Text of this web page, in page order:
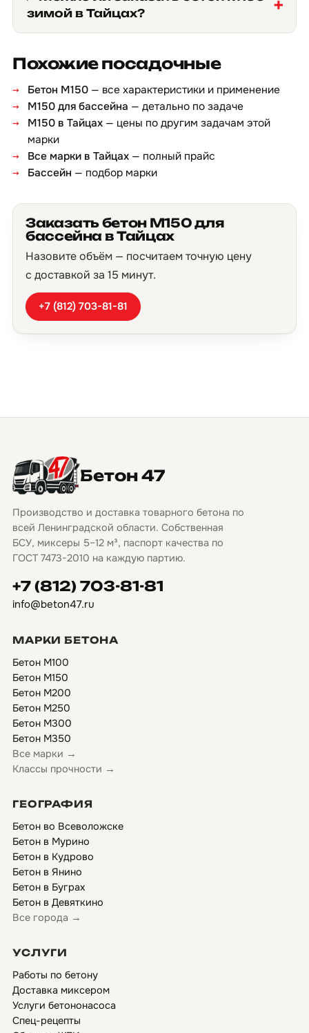
зимой в Тайцах?
Похожие посадочные
Бетон М150 — все характеристики и применение
М150 для бассейна — детально по задаче
М150 в Тайцах — цены по другим задачам этой
марки
Все марки в Тайцах — полный прайс
Бассейн — подбор марки
Заказать бетон М150 для
бассейна в Тайцах
Назовите объём — посчитаем точную цену
с доставкой за 15 минут.
+7 (812) 703-81-81
Бетон 47
Производство и доставка товарного бетона по
всей Ленинградской области. Собственная
БСУ, миксеры 5–12 м³, паспорт качества по
ГОСТ 7473-2010 на каждую партию.
+7 (812) 703-81-81
info@beton47.ru
МАРКИ БЕТОНА
Бетон М100
Бетон М150
Бетон М200
Бетон М250
Бетон М300
Бетон М350
Все марки →
Классы прочности →
ГЕОГРАФИЯ
Бетон во Всеволожске
Бетон в Мурино
Бетон в Кудрово
Бетон в Янино
Бетон в Буграх
Бетон в Девяткино
Все города →
УСЛУГИ
Работы по бетону
Доставка миксером
Услуги бетононасоса
Спец-рецепты